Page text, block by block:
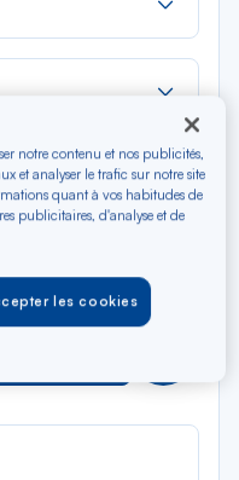
liste
notre contenu et nos publicités,
et analyser le trafic sur notre site
quant à vos habitudes de
publicitaires, d'analyse et de
les cookies